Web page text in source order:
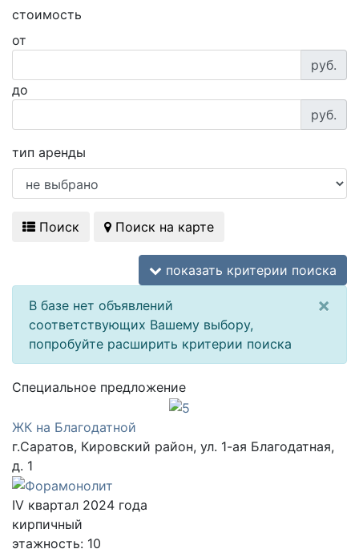
стоимость
от
руб.
до
руб.
тип аренды
Поиск Поиск на карте
показать критерии поиска
×
В базе нет объявлений
соответствующих Вашему выбору,
попробуйте расширить критерии поиска
Cпециальное предложение
ЖК на Благодатной
г.Саратов, Кировский район, ул. 1-ая Благодатная,
д. 1
IV квартал 2024 года
кирпичный
этажность: 10